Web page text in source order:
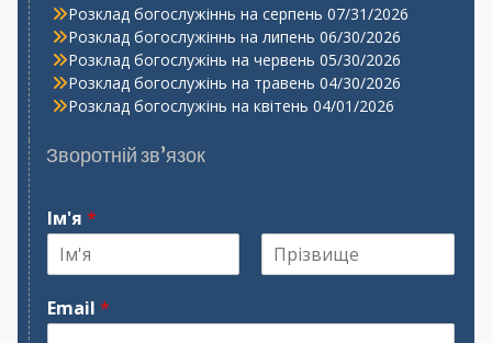
Розклад богослужіннь на серпень 07/31/2026
Розклад богослужіннь на липень 06/30/2026
Розклад богослужінь на червень 05/30/2026
Розклад богослужінь на травень 04/30/2026
Розклад богослужінь на квітень 04/01/2026
Зворотній зв’язок
Ім'я *
м
'Email *